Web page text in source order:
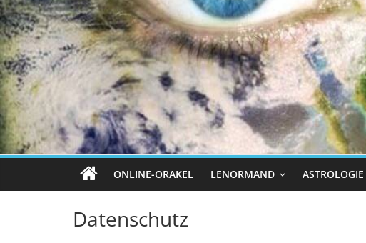
ONLINE-ORAKEL LENORMAND ASTROLOGIE
Datenschutz